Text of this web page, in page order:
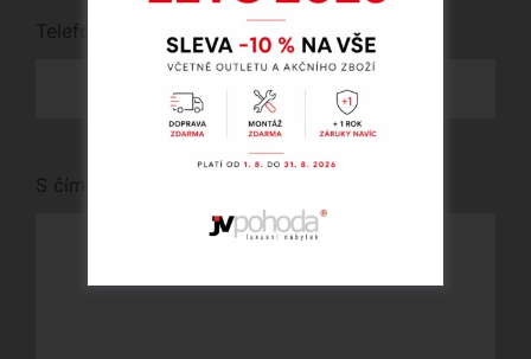
Telefon
S čím vám můžeme pomoci?